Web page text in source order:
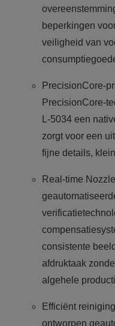
beperkingen
veiligheid van
PrecisionCore-
PrecisionCore-
L-5034 een
zorgt voor een
fijne details,
Real-time
consistente
afdruktaak
algehele
Efficiënt
ontworpen